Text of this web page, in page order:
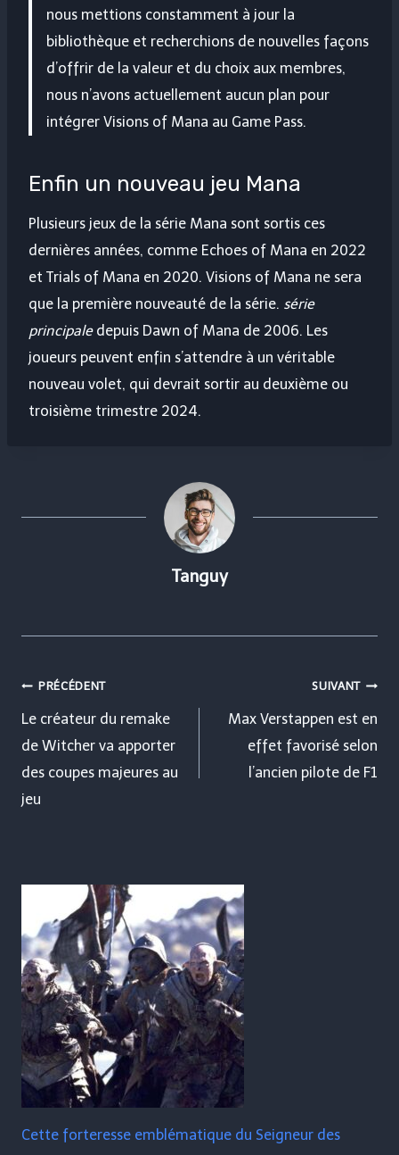
nous mettions constamment à jour la
bibliothèque et recherchions de nouvelles façons
d’offrir de la valeur et du choix aux membres,
nous n’avons actuellement aucun plan pour
intégrer Visions of Mana au Game Pass.
Enfin un nouveau jeu Mana
Plusieurs jeux de la série Mana sont sortis ces
dernières années, comme Echoes of Mana en 2022
et Trials of Mana en 2020. Visions of Mana ne sera
que la première nouveauté de la série. série
principaledepuis Dawn of Mana de 2006. Les
joueurs peuvent enfin s’attendre à un véritable
nouveau volet, qui devrait sortir au deuxième ou
troisième trimestre 2024.
Tanguy
Navigation
de
l’article
PRÉCÉDENT
Le créateur du remake
de Witcher va apporter
des coupes majeures au
jeu
SUIVANT
Max Verstappen est en
effet favorisé selon
l’ancien pilote de F1
Cette forteresse emblématique du Seigneur des